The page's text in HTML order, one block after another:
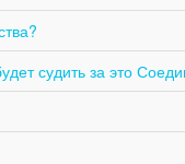
судить за это